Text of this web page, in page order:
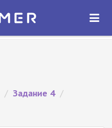
ОТКРЫТЬ
/ Задание 4 /